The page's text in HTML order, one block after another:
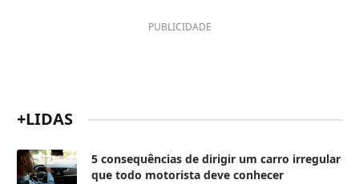
PUBLICIDADE
+LIDAS
5 consequências de dirigir um carro irregular
que todo motorista deve conhecer